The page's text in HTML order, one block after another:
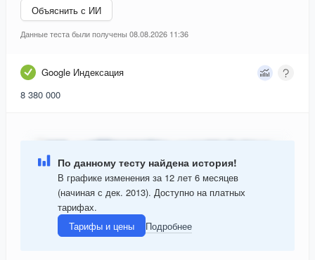
Объяснить с ИИ
Данные теста были получены 08.08.2026 11:36
Google Индексация
8 380 000
По данному тесту найдена история!
В графике изменения за 12 лет 6 месяцев
(начиная с дек. 2013). Доступно на платных
тарифах.
Тарифы и цены
Подробнее